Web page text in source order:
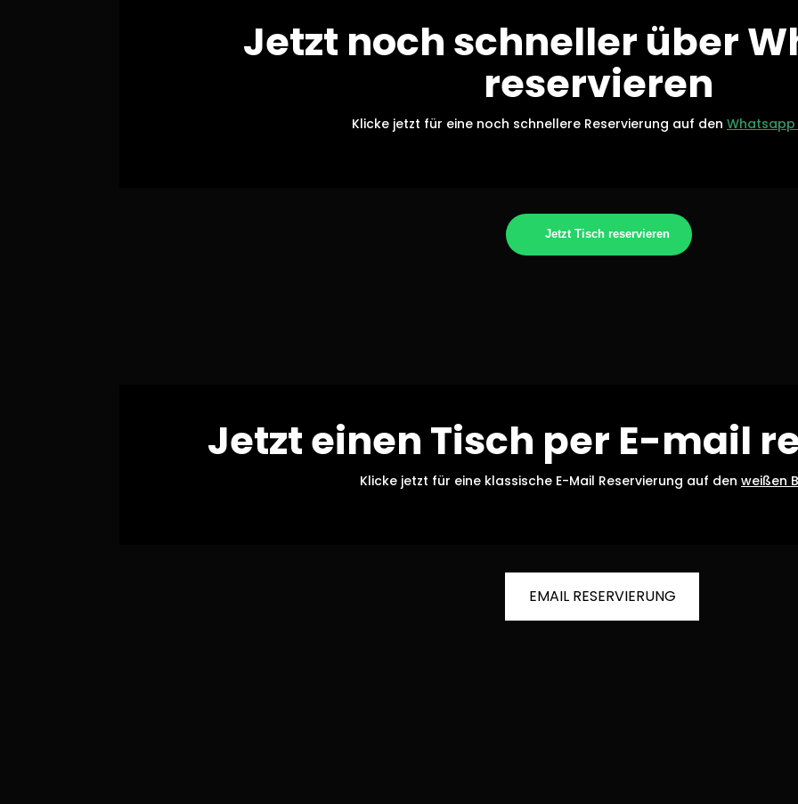
Jetzt noch schneller über
reservieren
Klicke jetzt für eine noch schnellere Reservierung auf den
Jetzt Tisch reservieren
Jetzt einen Tisch per E-mail
Klicke jetzt für eine klassische E-Mail Reservierung auf den weißen
EMAIL RESERVIERUNG